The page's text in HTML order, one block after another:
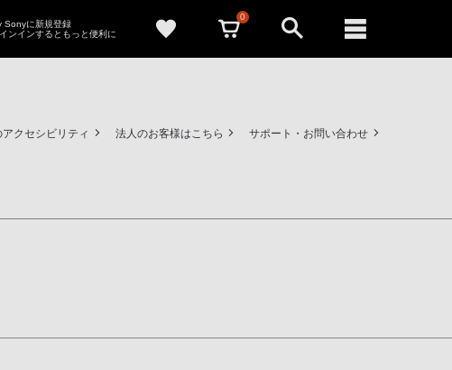
Sonyに新規登録
ンインするともっと便利に
0
クセシビリティ 法人のお客様はこちら サポート・お問い合わせ